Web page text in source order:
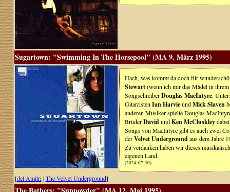
Sugartown: "Swimming In The Horsepool" (MA 9, März 1995)
Hach, was kommt da doch für
Stewart(wenn ich mir das Mädel in ihrem
SongschreiberDouglas MacIntyre.
Gitarristen Ian HarvieundMick Slaven
anderen Musiker spielte Douglas
BrüderDavid undKen McCluskley
Songs von MacIntyre gibt es auch zwei
derVelvet Underground aus dem Jahre
Zu verdanken haben wir dieses
eigenen Land.
(2024-07-30)
[del Amitri|The Velvet Underground]